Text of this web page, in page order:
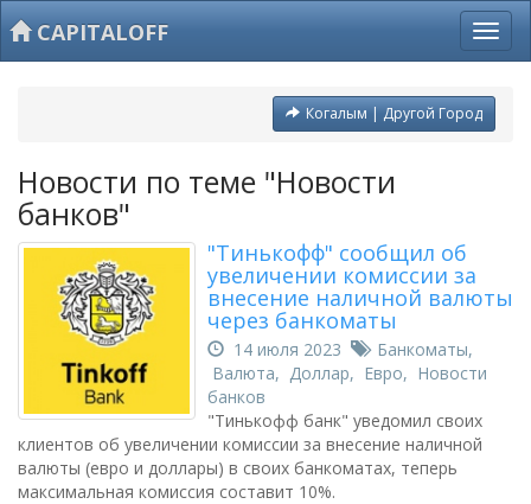
CAPITALOFF
Когалым | Другой Город
Новости по теме "Новости
банков"
"Тинькофф" сообщил об
увеличении комиссии за
внесение наличной валюты
через банкоматы
14 июля 2023 Банкоматы,
Валюта, Доллар, Евро, Новости
банков
"Тинькофф банк" уведомил своих
клиентов об увеличении комиссии за внесение наличной
валюты (евро и доллары) в своих банкоматах, теперь
максимальная комиссия составит 10%.